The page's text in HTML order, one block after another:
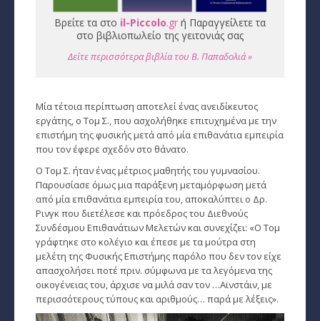
Ζώδια και δυσκολίες
Ζώδια και έρωτας
­Ζώδια και ταξίδια
­Ζώδια και οικογένεια
­Ζώδια και αθλητισμός
­Ζώδια και διάσημοι
Gossip και αλλά...
Αυτογνωσία
Εναλλακτικές Θεραπείες
Βρείτε τα στο il-Piccolo.gr ή Παραγγείλετε τα
στο βιβλιοπωλείο της γειτονιάς σας
Δείτε περισσότερα βιβλία του Β. Παπαδολιά »
Μία τέτοια περίπτωση αποτελεί ένας ανειδίκευτος
εργάτης, ο Τομ Σ., που ασχολήθηκε επιτυχημένα με την
επιστήμη της φυσικής μετά από μία επιθανάτια εμπειρία
που τον έφερε σχεδόν στο θάνατο.
Ο Τομ Σ. ήταν ένας μέτριος μαθητής του γυμνασίου.
Παρουσίασε όμως μια παράξενη μεταμόρφωση μετά
από μία επιθανάτια εμπειρία του, αποκαλύπτει ο Δρ.
Ρινγκ που διετέλεσε και πρόεδρος του Διεθνούς
Συνδέσμου Επιθανάτιων Μελετών και συνεχίζει: «Ο Τομ
γράφτηκε στο κολέγιο και έπεσε με τα μούτρα στη
μελέτη της Φυσικής Επιστήμης παρόλο που δεν τον είχε
απασχολήσει ποτέ πριν. σύμφωνα με τα λεγόμενα της
οικογένειας του, άρχισε να μιλά σαν τον …Αϊνστάιν, με
περισσότερους τύπους και αριθμούς… παρά με λέξεις».